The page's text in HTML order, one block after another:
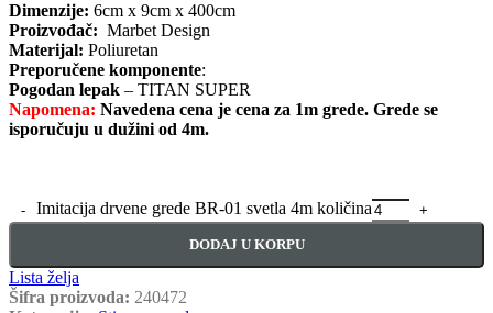
Dimenzije: 6cm x 9cm x 400cm
Proizvođač: Marbet Design
Materijal: Poliuretan
Preporučene komponente:
Pogodan lepak – TITAN SUPER
Napomena: Navedena cena je cena za 1m grede. Grede se
isporučuju u dužini od 4m.
Imitacija drvene grede BR-01 svetla 4m količina
DODAJ U KORPU
Lista želja
Šifra proizvoda: 240472